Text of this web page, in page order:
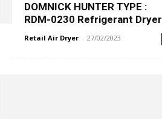
DOMNICK HUNTER TYPE :
RDM-0230 Refrigerant Dryer
Retail Air Dryer - 27/02/2023